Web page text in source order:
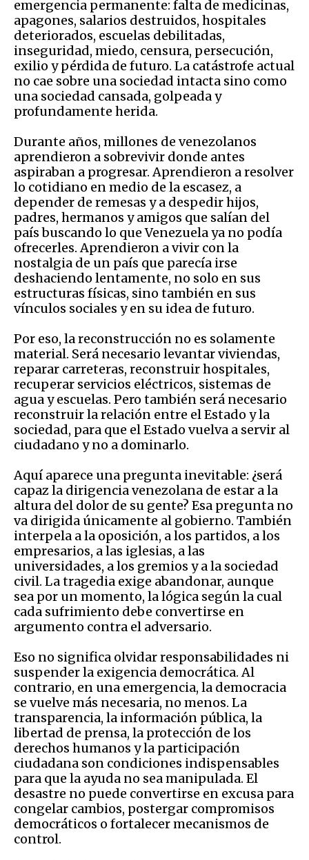
emergencia permanente: falta de medicinas,
apagones, salarios destruidos, hospitales
deteriorados, escuelas debilitadas,
inseguridad, miedo, censura, persecución,
exilio y pérdida de futuro. La catástrofe actual
no cae sobre una sociedad intacta sino como
una sociedad cansada, golpeada y
profundamente herida.
Durante años, millones de venezolanos
aprendieron a sobrevivir donde antes
aspiraban a progresar. Aprendieron a resolver
lo cotidiano en medio de la escasez, a
depender de remesas y a despedir hijos,
padres, hermanos y amigos que salían del
país buscando lo que Venezuela ya no podía
ofrecerles. Aprendieron a vivir con la
nostalgia de un país que parecía irse
deshaciendo lentamente, no solo en sus
estructuras físicas, sino también en sus
vínculos sociales y en su idea de futuro.
Por eso, la reconstrucción no es solamente
material. Será necesario levantar viviendas,
reparar carreteras, reconstruir hospitales,
recuperar servicios eléctricos, sistemas de
agua y escuelas. Pero también será necesario
reconstruir la relación entre el Estado y la
sociedad, para que el Estado vuelva a servir al
ciudadano y no a dominarlo.
Aquí aparece una pregunta inevitable: ¿será
capaz la dirigencia venezolana de estar a la
altura del dolor de su gente? Esa pregunta no
va dirigida únicamente al gobierno. También
interpela a la oposición, a los partidos, a los
empresarios, a las iglesias, a las
universidades, a los gremios y a la sociedad
civil. La tragedia exige abandonar, aunque
sea por un momento, la lógica según la cual
cada sufrimiento debe convertirse en
argumento contra el adversario.
Eso no significa olvidar responsabilidades ni
suspender la exigencia democrática. Al
contrario, en una emergencia, la democracia
se vuelve más necesaria, no menos. La
transparencia, la información pública, la
libertad de prensa, la protección de los
derechos humanos y la participación
ciudadana son condiciones indispensables
para que la ayuda no sea manipulada. El
desastre no puede convertirse en excusa para
congelar cambios, postergar compromisos
democráticos o fortalecer mecanismos de
control.